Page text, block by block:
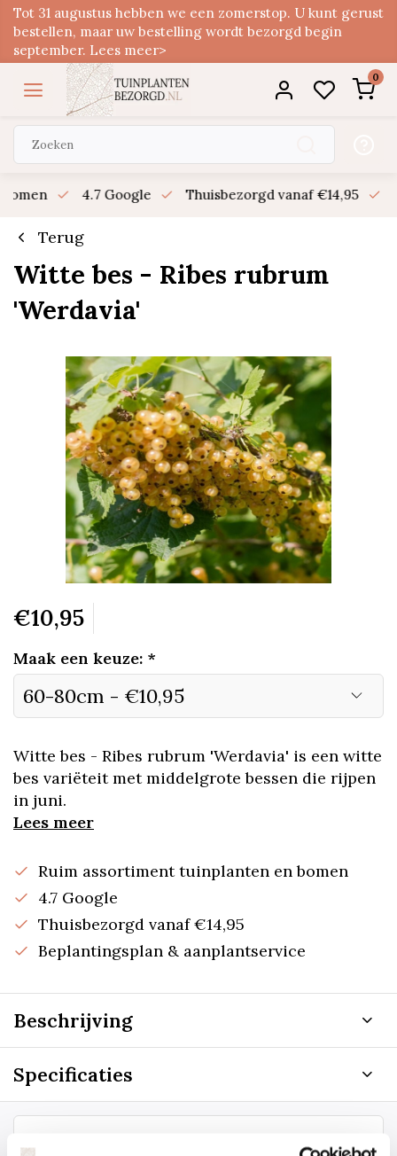
Tot 31 augustus hebben we een zomerstop. U kunt gerust
bestellen, maar uw bestelling wordt bezorgd begin
september. Lees meer>
0
4.7 Google Thuisbezorgd vanaf €14,95
Terug
Witte bes - Ribes rubrum
'Werdavia'
€10,95
Maak een keuze: *
Witte bes - Ribes rubrum 'Werdavia' is een witte
bes variëteit met middelgrote bessen die rijpen
in juni.
Lees meer
Ruim assortiment tuinplanten en bomen
4.7 Google
Thuisbezorgd vanaf €14,95
Beplantingsplan & aanplantservice
Beschrijving
Specificaties
Staat uw plantsoort of maat er niet